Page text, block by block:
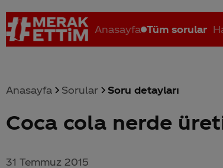
Anasayfa Tüm sorular
Coca-Cola nerenin malı? Coca cola İsrail malı mı
Anasayfa Sorular Soru detayları
Coca cola nerde
31 Temmuz 2015